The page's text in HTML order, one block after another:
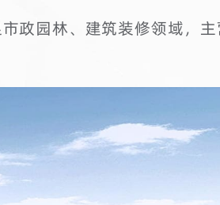
公司于 2017 年涉足市政园